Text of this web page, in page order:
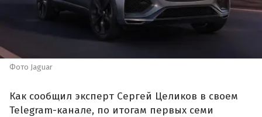
Фото Jaguar
Как сообщил эксперт Сергей Целиков в своем
Telegram-канале, по итогам первых семи